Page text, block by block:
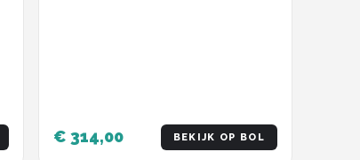
€ 314,00 BEKIJK OP BOL